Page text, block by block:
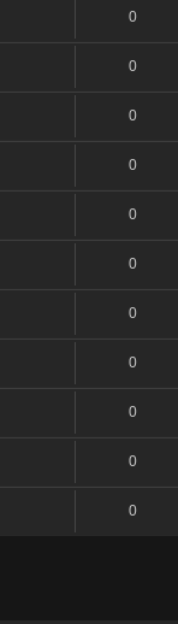
0
0
0
0
0
0
0
0
0
0
0